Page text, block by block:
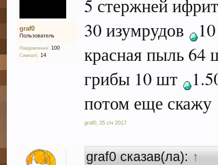
graf0
Пользователь
Повідомлення: 100
Симпатії: 14
5 стержней
30 изумрудов
10
красная пыль
грибы 10 шт
потом еще скажу
graf0 ,25 січ 2017
graf0 сказав(ла):↑